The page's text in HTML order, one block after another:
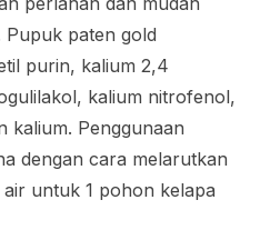
Pupuk paten gold
purin, kalium 2,4
kalium nitrofenol,
kalium. Penggunaan
dengan cara melarutkan
untuk 1 pohon kelapa